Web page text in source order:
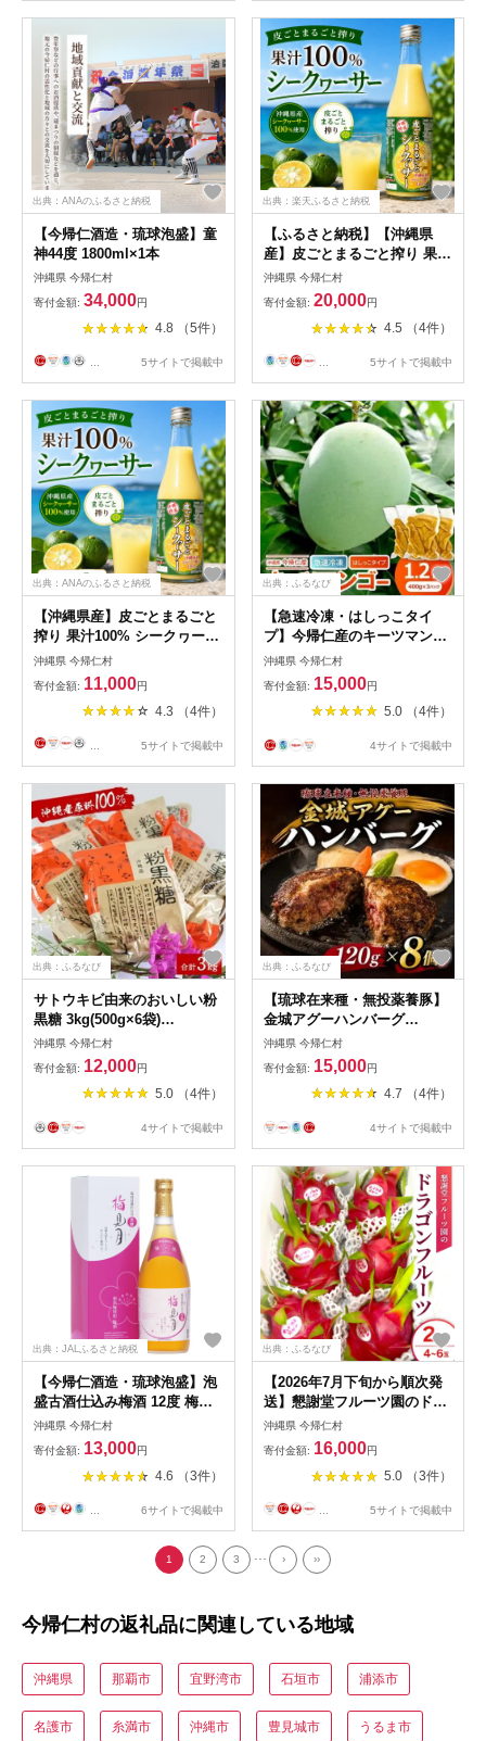
出典：ANAのふるさと納税
【今帰仁酒造・琉球泡盛】童
神44度 1800ml×1本
沖縄県 今帰仁村
寄付金額: 34,000円
4.8 （5件）
5サイトで掲載中
出典：楽天ふるさと納税
【ふるさと納税】【沖縄県
産】皮ごとまるごと搾り 果汁
100% シークヮーサー
500ml×4本_果汁100％ 原液
無添加 無加糖 ジュース 健康
美容 ダイエット ノビレチン
お取り寄せ 沖縄県産 沖縄 や
んばる 国産【1342200】
沖縄県 今帰仁村
寄付金額: 20,000円
4.5 （4件）
5サイトで掲載中
出典：ANAのふるさと納税
【沖縄県産】皮ごとまるごと
搾り 果汁100% シークヮーサ
ー 500ml×2本
沖縄県 今帰仁村
寄付金額: 11,000円
4.3 （4件）
5サイトで掲載中
出典：ふるなび
【急速冷凍・はしっこタイ
プ】今帰仁産のキーツマンゴ
ー1.2kg(400g×3P)【配送不可
地域：離島】【1573306】
沖縄県 今帰仁村
寄付金額: 15,000円
5.0 （4件）
4サイトで掲載中
出典：ふるなび
サトウキビ由来のおいしい粉
黒糖 3kg(500g×6袋)
【1381925】
沖縄県 今帰仁村
寄付金額: 12,000円
5.0 （4件）
4サイトで掲載中
出典：ふるなび
【琉球在来種・無投薬養豚】
金城アグーハンバーグ
120g×8個【配送不可地域：離
島】【1731178】
沖縄県 今帰仁村
寄付金額: 15,000円
4.7 （4件）
4サイトで掲載中
出典：JALふるさと納税
【今帰仁酒造・琉球泡盛】泡
盛古酒仕込み梅酒 12度 梅見
月黒糖入り 720ml×3本セット
【1356721】
沖縄県 今帰仁村
寄付金額: 13,000円
4.6 （3件）
... 6サイトで掲載中
出典：ふるなび
【2026年7月下旬から順次発
送】懇謝堂フルーツ園のドラ
ゴンフルーツ2kg(4～6玉)
【1726883】
沖縄県 今帰仁村
寄付金額: 16,000円
5.0 （3件）
... 5サイトで掲載中
1 2 3 ... › ››
今帰仁村の返礼品に関連している地域
沖縄県 那覇市 宜野湾市 石垣市 浦添市
名護市 糸満市 沖縄市 豊見城市 うるま市